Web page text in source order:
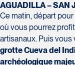
AGUADILLA – SAN
Ce matin, départ
où vous pourrez
artisanaux. Puis vous
grotte Cueva del
archéologique
Voyages Granby
157 rue Principale
Granby